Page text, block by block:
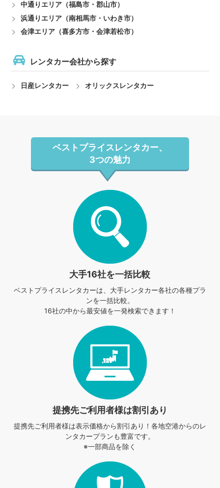
中通りエリア（福島市・郡山市）
浜通りエリア（南相馬市・いわき市）
会津エリア（喜多方市・会津若松市）
レンタカー会社から探す
日産レンタカー オリックスレンタカー
ベストプライスレンタカー、
3つの魅力
大手16社を一括比較
ベストプライスレンタカーは、 大手レンタカー各社の各種プラ
ンを一括比較。
16社の中から最安値を一発検索できます！
提携先ご利用者様は割引あり
提携先ご利用者様は表示価格から割引あり！ 各地空港からのレ
ンタカープランも豊富です。
※一部商品を除く